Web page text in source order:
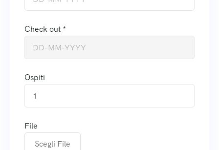
Check out *
Ospiti
1
File
Scegli File